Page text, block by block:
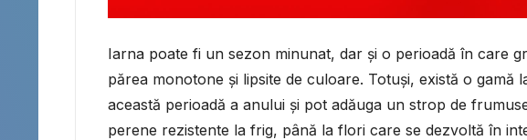
Iarna poate fi un sezon minunat, dar și o perioadă în care
părea monotone și lipsite de culoare. Totuși, există o
această perioadă a anului și pot adăuga un strop de
perene rezistente la frig, până la flori care se dezvoltă în